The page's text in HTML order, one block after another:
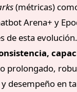
(métricas)
Arena+ y
de esta
prolongado,
desempeño en